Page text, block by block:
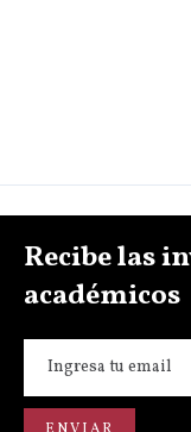
Recibe las
académicos